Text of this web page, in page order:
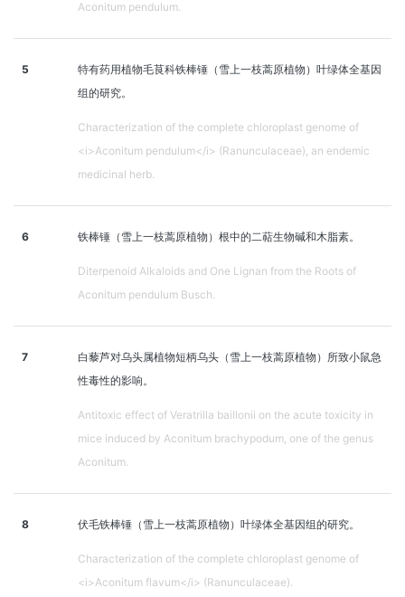
Aconitum pendulum.
5
特有药用植物毛茛科铁棒锤（雪上一枝蒿原植物）叶绿体全基因
组的研究。
Characterization of the complete chloroplast genome of
<i>Aconitum pendulum</i> (Ranunculaceae), an endemic
medicinal herb.
6 铁棒锤（雪上一枝蒿原植物）根中的二萜生物碱和木脂素。
Diterpenoid Alkaloids and One Lignan from the Roots of
Aconitum pendulum Busch.
7
白藜芦对乌头属植物短柄乌头（雪上一枝蒿原植物）所致小鼠急
性毒性的影响。
Antitoxic effect of Veratrilla baillonii on the acute toxicity in
mice induced by Aconitum brachypodum, one of the genus
Aconitum.
8 伏毛铁棒锤（雪上一枝蒿原植物）叶绿体全基因组的研究。
Characterization of the complete chloroplast genome of
<i>Aconitum flavum</i> (Ranunculaceae).